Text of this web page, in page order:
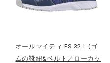
コラボ／ライセンス
オールマイティ FS 32 L (ゴ
ムの靴紐&ベルト／ローカッ